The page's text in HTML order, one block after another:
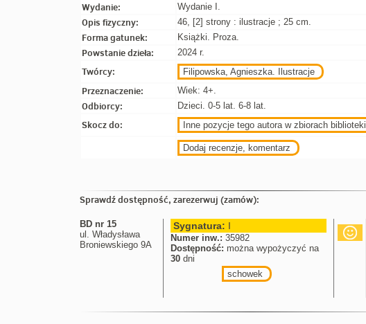
Wydanie: Wydanie I.
Opis fizyczny: 46, [2] strony : ilustracje ; 25 cm.
Forma gatunek: Książki. Proza.
Powstanie dzieła: 2024 r.
Twórcy: Filipowska, Agnieszka. Ilustracje
Przeznaczenie: Wiek: 4+.
Odbiorcy: Dzieci. 0-5 lat. 6-8 lat.
Skocz do: Inne pozycje tego autora w zbiorach biblioteki
Dodaj recenzje, komentarz
Sprawdź dostępność, zarezerwuj (zamów):
BD nr 15
ul. Władysława
Broniewskiego 9A
Sygnatura: I
Numer inw.: 35982
Dostępność: można wypożyczyć na
30 dni
schowek